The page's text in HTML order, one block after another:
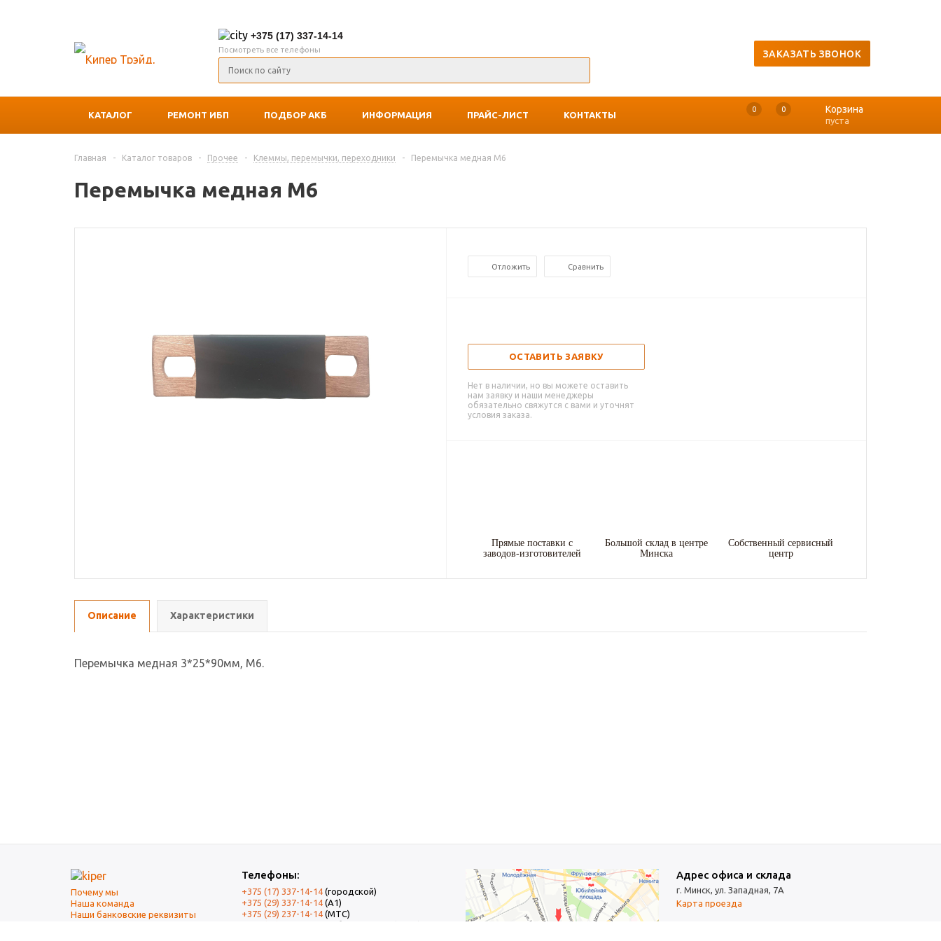
+375 (17) 337-14-14
Посмотреть все телефоны ЗАКАЗАТЬ ЗВОНОК
КАТАЛОГ РЕМОНТ ИБП ПОДБОР АКБ ИНФОРМАЦИЯ ПРАЙС-ЛИСТ КОНТАКТЫ
0 0 Корзина
пуста
Главная - Каталог товаров - Прочее - Клеммы, перемычки, переходники - Перемычка медная M6
Перемычка медная M6
Отложить Сравнить
ОСТАВИТЬ ЗАЯВКУ
Нет в наличии, но вы можете оставить
нам заявку и наши менеджеры
обязательно свяжутся с вами и уточнят
условия заказа.
Прямые поставки с
заводов-изготовителей
Большой склад в центре
Минска
Собственный сервисный
центр
Описание Характеристики
Перемычка медная 3*25*90мм, М6.
Почему мы
Наша команда
Наши банковские реквизиты
Телефоны:
+375 (17) 337-14-14 (городской)
+375 (29) 337-14-14 (А1)
+375 (29) 237-14-14 (МТС)
Адрес офиса и склада
г. Минск, ул. Западная, 7А
Карта проезда